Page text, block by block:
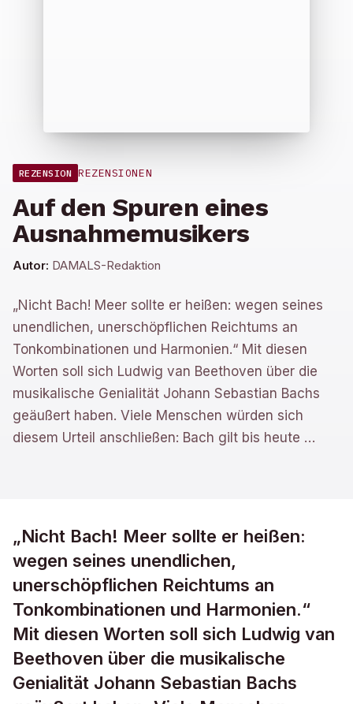
REZENSION REZENSIONEN
Auf den Spuren eines
Ausnahmemusikers
Autor: DAMALS-Redaktion
„Nicht Bach! Meer sollte er heißen: wegen seines
unendlichen, unerschöpflichen Reichtums an
Tonkombinationen und Harmonien.“ Mit diesen
Worten soll sich Ludwig van Beethoven über die
musikalische Genialität Johann Sebastian Bachs
geäußert haben. Viele Menschen würden sich
diesem Urteil anschließen: Bach gilt bis heute …
„Nicht Bach! Meer sollte er heißen:
wegen seines unendlichen,
unerschöpflichen Reichtums an
Tonkombinationen und Harmonien.“
Mit diesen Worten soll sich Ludwig van
Beethoven über die musikalische
Genialität Johann Sebastian Bachs